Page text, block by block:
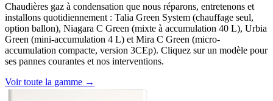
Chaudières gaz à condensation que nous réparons, entretenons et
installons quotidiennement : Talia Green System (chauffage seul,
option ballon), Niagara C Green (mixte à accumulation 40 L), Urbia
Green (mini-accumulation 4 L) et Mira C Green (micro-
accumulation compacte, version 3CEp). Cliquez sur un modèle pour
ses pannes courantes et nos interventions.
Voir toute la gamme →